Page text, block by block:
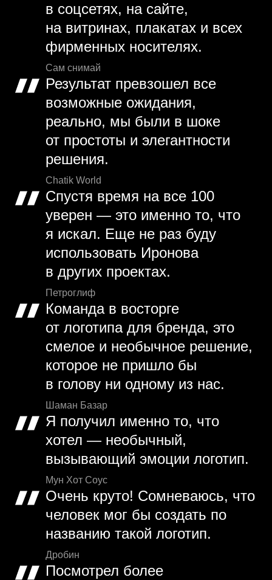
в соцсетях, на сайте,
на витринах, плакатах и всех
фирменных носителях.
Сам снимай
Результат превзошел все
возможные ожидания,
реально, мы были в шоке
от простоты и элегантности
решения.
Chatik World
Спустя время на все 100
уверен — это именно то, что
я искал. Еще не раз буду
использовать Иронова
в других проектах.
Петроглиф
Команда в восторге
от логотипа для бренда, это
смелое и необычное решение,
которое не пришло бы
в голову ни одному из нас.
Шаман Базар
Я получил именно то, что
хотел — необычный,
вызывающий эмоции логотип.
Мун Хот Соус
Очень круто! Сомневаюсь, что
человек мог бы создать по
названию такой логотип.
Дробин
Посмотрел более